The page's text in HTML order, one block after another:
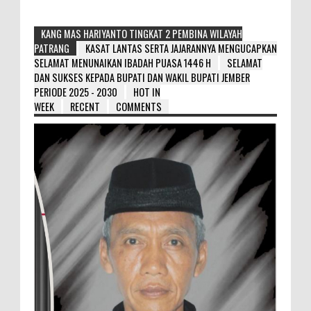
KANG MAS HARIYANTO TINGKAT 2 PEMBINA WILAYAH
PATRANG
KASAT LANTAS SERTA JAJARANNYA MENGUCAPKAN
SELAMAT MENUNAIKAN IBADAH PUASA 1446 H
SELAMAT
DAN SUKSES KEPADA BUPATI DAN WAKIL BUPATI JEMBER
PERIODE 2025 - 2030
HOT IN
WEEK
RECENT COMMENTS